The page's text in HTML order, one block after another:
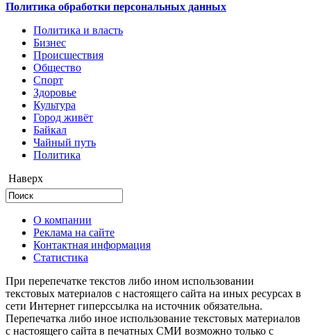
Политика обработки персональных данных
Политика и власть
Бизнес
Происшествия
Общество
Cпорт
Здоровье
Культура
Город живёт
Байкал
Чайный путь
Политика
Наверх
О компании
Реклама на сайте
Контактная информация
Статистика
При перепечатке текстов либо ином использовании
текстовых материалов с настоящего сайта на иных ресурсах в
сети Интернет гиперссылка на источник обязательна.
Перепечатка либо иное использование текстовых материалов
с настоящего сайта в печатных СМИ возможно только с